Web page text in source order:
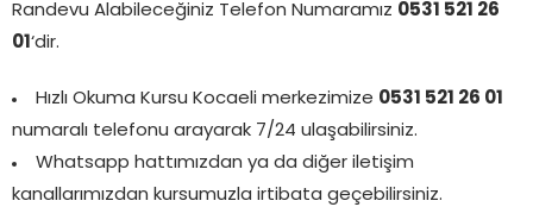
Randevu Alabileceğiniz Telefon Numaramız 0531 521 26
01 ‘dir.
Hızlı Okuma Kursu Kocaeli merkezimize 0531 521 26 01
numaralı telefonu arayarak 7/24 ulaşabilirsiniz.
Whatsapp hattımızdan ya da diğer iletişim
kanallarımızdan kursumuzla irtibata geçebilirsiniz.